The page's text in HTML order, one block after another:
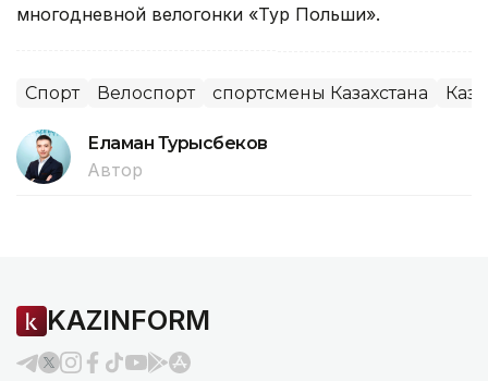
многодневной велогонки «Тур Польши».
Спорт Велоспорт спортсмены Казахстана
Еламан Турысбеков
Автор
KAZINFORM